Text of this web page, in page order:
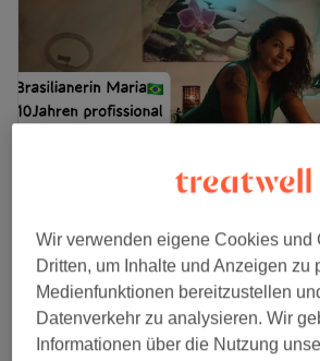
Brasil Massage & zuckersüße
Haarentfernung - Düsseldorf
5,0
516 Bewertungen
Mörsenbroich, Düsseldorf
Auf
Peeling Rücken Massage
Wir verwenden eigene Cookies und
Dritten, um Inhalte und Anzeigen zu
Medienfunktionen bereitzustellen
Datenverkehr zu analysieren. Wir
Informationen über die Nutzung